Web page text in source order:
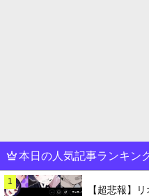
本日の人気記事ランキン
1
【超悲報】